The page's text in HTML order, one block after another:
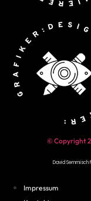
© Copyright
David
Impressum